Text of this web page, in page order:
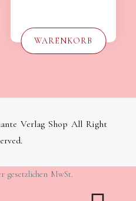
WARENKORB
Verlag Shop All Right
gesetzlichen MwSt.